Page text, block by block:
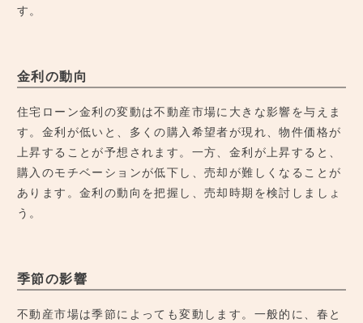
す。
金利の動向
住宅ローン金利の変動は不動産市場に大きな影響を与えま
す。金利が低いと、多くの購入希望者が現れ、物件価格が
上昇することが予想されます。一方、金利が上昇すると、
購入のモチベーションが低下し、売却が難しくなることが
あります。金利の動向を把握し、売却時期を検討しましょ
う。
季節の影響
不動産市場は季節によっても変動します。一般的に、春と